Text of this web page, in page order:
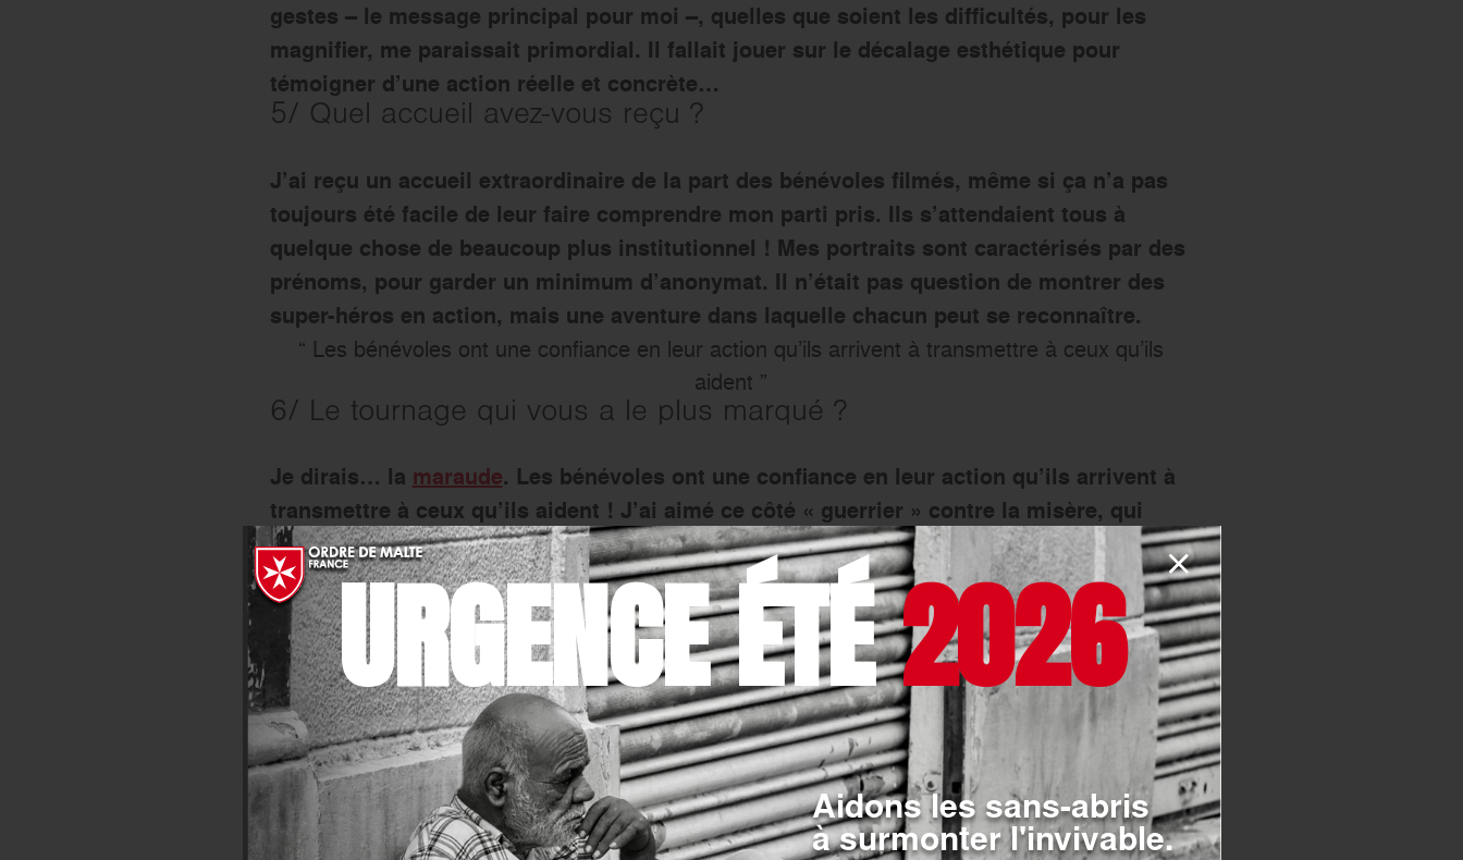
gestes – le message principal pour moi –, quelles que soient les difficultés, pour les
magnifier, me paraissait primordial. Il fallait jouer sur le décalage esthétique pour
témoigner d’une action réelle et concrète…
5/ Quel accueil avez-vous reçu ?
J’ai reçu un accueil extraordinaire de la part des bénévoles filmés, même si ça n’a pas
toujours été facile de leur faire comprendre mon parti pris. Ils s’attendaient tous à
quelque chose de beaucoup plus institutionnel ! Mes portraits sont caractérisés par des
prénoms, pour garder un minimum d’anonymat. Il n’était pas question de montrer des
super-héros en action, mais une aventure dans laquelle chacun peut se reconnaître.
“ Les bénévoles ont une confiance en leur action qu’ils arrivent à transmettre à ceux qu’ils
aident ”
6/ Le tournage qui vous a le plus marqué ?
Je dirais… la maraude. Les bénévoles ont une confiance en leur action qu’ils arrivent à
transmettre à ceux qu’ils aident ! J’ai aimé ce côté « guerrier » contre la misère, qui
force le respect. Ils ne se posent pas de question, ils agissent, c’est évident. D’autres
moments ont été plus difficiles. Sur le Fleuron, les passagers, souvent en grande
détresse, n’avaient pas forcément envie de se montrer. Il a fallu s’adapter. Le tournage
le plus impressionnant a été la Maison Saint-Fulbert, avec les personnes autistes. Mais
globalement, j’ai été très heureux de participer à cette aventure et de faire vivre à mon
équipe des moments uniques. Le travail réalisé par l’association est magnifique et ses
bénévoles formidables. J’ai été frappé par leur jeunesse et leur sourire : ils respirent la
joie. Les actions ne sont pas pesantes, elles sont faites de bon cœur !
7/ Et pour conclure, des anecdotes à nous raconter ?
URGENCE ÉTÉ2026
Aidons les sans-abris
à surmonter l'invivable.